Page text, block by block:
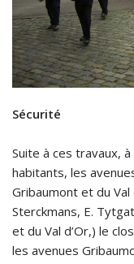
Sécurité
Suite à ces travaux,
habitants, les
Gribaumont et du Val
Sterckmans, E.
et du Val d’Or,) le
les avenues